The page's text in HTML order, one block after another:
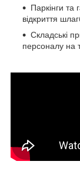
Паркінги та
відкриття
Складські
персоналу на